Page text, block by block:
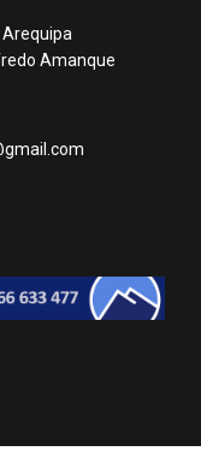
Amanque